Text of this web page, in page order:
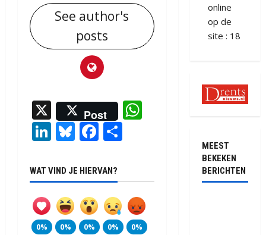
See author's
posts
X Post
WhatsApp
LinkedIn
Bluesky
Facebook
WAT VIND JE HIERVAN?
0%
0%
0%
0%
0%
online
op de
site : 18
MEEST
BEKEKEN
BERICHTEN